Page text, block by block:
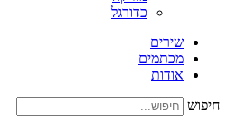
כדורגל
שירים
מכתמים
אודות
חיפוש